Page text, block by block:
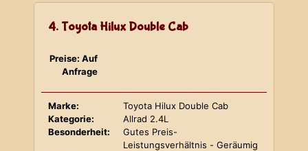
4. Toyota Hilux Double Cab
Preise: Auf
Anfrage
Marke:
Toyota Hilux Double Cab
Kategorie:
Allrad 2.4L
Besonderheit:
Gutes Preis-
Leistungsverhältnis - Geräumig